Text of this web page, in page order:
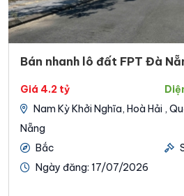
Bán nhanh lô đất FPT Đà
Giá 4.2 tỷ
Nam Kỳ Khởi Nghĩa, Hoà Hải ,
Nẵng
Bắc
Ngày đăng: 17/07/2026